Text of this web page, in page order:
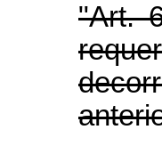
"Art.